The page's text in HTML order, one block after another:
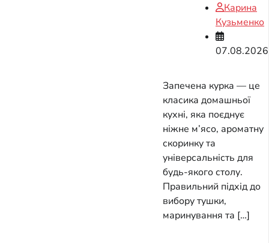
Карина
Кузьменко
07.08.2026
Запечена курка — це
класика домашньої
кухні, яка поєднує
ніжне м’ясо, ароматну
скоринку та
універсальність для
будь-якого столу.
Правильний підхід до
вибору тушки,
маринування та […]